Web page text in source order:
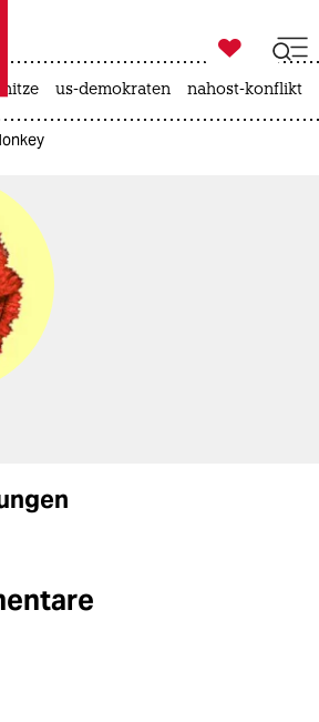
taz zahl ich
zahl ich

taz zahl ich
hitze us-demokraten nahost-konflikt